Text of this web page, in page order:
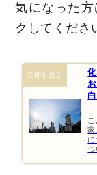
気になった
クしてくださ
家
つ